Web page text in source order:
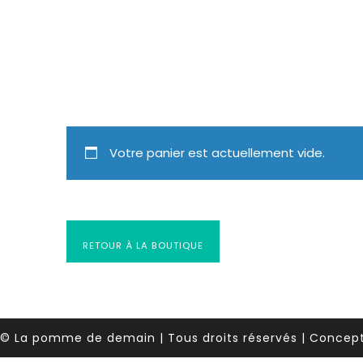
Votre panier est actuellement vide.
RETOUR À LA BOUTIQUE
© La pomme de demain | Tous droits réservés |